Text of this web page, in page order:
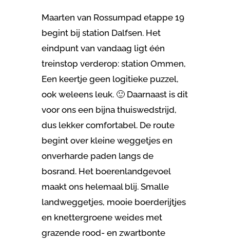
Maarten van Rossumpad etappe 19
begint bij station Dalfsen. Het
eindpunt van vandaag ligt één
treinstop verderop: station Ommen,
Een keertje geen logitieke puzzel,
ook weleens leuk. 🙂 Daarnaast is dit
voor ons een bijna thuiswedstrijd,
dus lekker comfortabel. De route
begint over kleine weggetjes en
onverharde paden langs de
bosrand. Het boerenlandgevoel
maakt ons helemaal blij. Smalle
landweggetjes, mooie boerderijtjes
en knettergroene weides met
grazende rood- en zwartbonte